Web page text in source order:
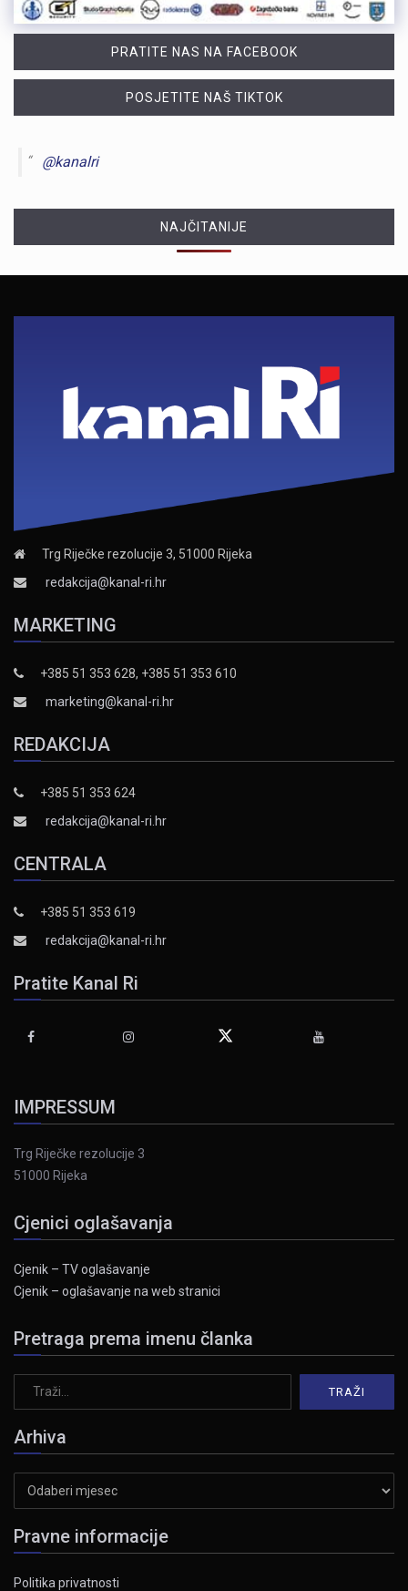
PRATITE NAS NA FACEBOOK
POSJETITE NAŠ TIKTOK
@kanalri
NAJČITANIJE
Trg Riječke rezolucije 3, 51000 Rijeka
redakcija@kanal-ri.hr
MARKETING
+385 51 353 628, +385 51 353 610
marketing@kanal-ri.hr
REDAKCIJA
+385 51 353 624
redakcija@kanal-ri.hr
CENTRALA
+385 51 353 619
redakcija@kanal-ri.hr
Pratite Kanal Ri
IMPRESSUM
Trg Riječke rezolucije 3
51000 Rijeka
Cjenici oglašavanja
Cjenik – TV oglašavanje
Cjenik – oglašavanje na web stranici
Pretraga prema imenu članka
Arhiva
Pravne informacije
Politika privatnosti